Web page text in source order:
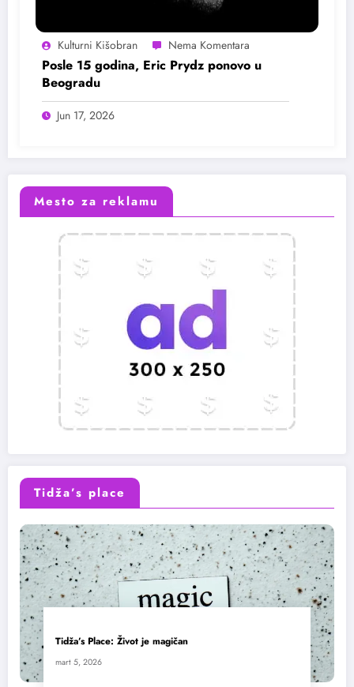
Kulturni Kišobran
Posle 15 godina, Eric Prydz ponovo u
Beogradu
Jun 17, 2026
Mesto za reklamu
Tidža’s place
Tidža’s Place: Život je magičan
mart 5, 2026